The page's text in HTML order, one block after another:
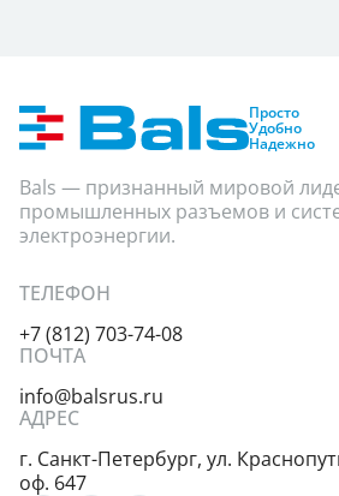
Просто
Удобно
Надежно
Bals — признанный мировой
промышленных разъемов и
электроэнергии.
ТЕЛЕФОН
+7 (812) 703-74-08
ПОЧТА
info@balsrus.ru
АДРЕС
г. Санкт-Петербург, ул.
оф. 647